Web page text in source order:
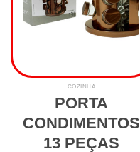
COZINHA
PORTA
CONDIMENTOS
13 PEÇAS